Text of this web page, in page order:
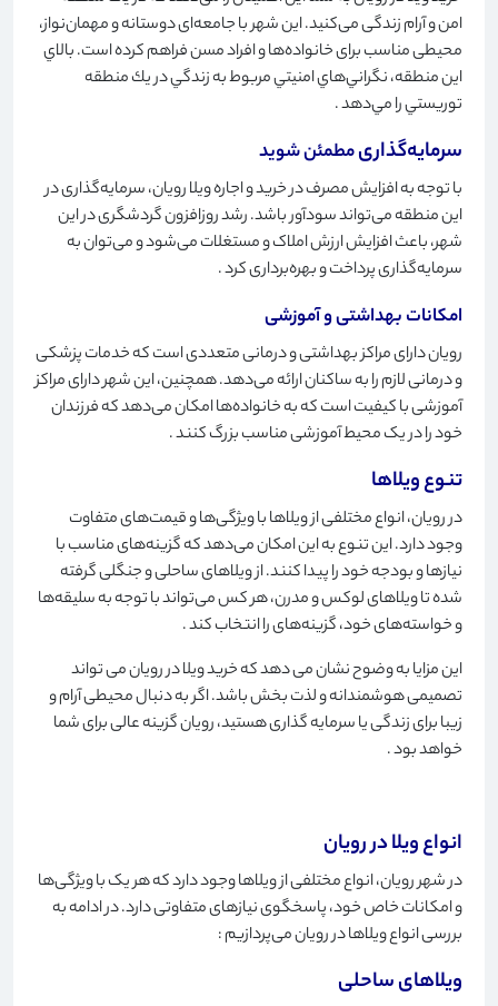
امن و آرام زندگی می‌کنید. این شهر با جامعه‌ای دوستانه و مهمان‌نواز،
محیطی مناسب برای خانواده‌ها و افراد مسن فراهم کرده است. بالاي
اين منطقه، نگراني‌هاي امنيتي مربوط به زندگي در يك منطقه
توريستي را مي‌دهد.
سرمایه‌گذاریمطمئن شوید
با توجه به افزایش مصرف در خرید و اجاره ویلا رویان، سرمایه‌گذاری در
این منطقه می‌تواند سودآور باشد. رشد روزافزون گردشگری در این
شهر، باعث افزایش ارزش املاک و مستغلات می‌شود و می‌توان به
سرمایه‌گذاری پرداخت و بهره‌برداری کرد.
امکانات بهداشتی و آموزشی
رویان دارای مراکز بهداشتی و درمانی متعددی است که خدمات پزشکی
و درمانی لازم را به ساکنان ارائه می‌دهد. همچنین، این شهر دارای مراکز
آموزشی با کیفیت است که به خانواده‌ها امکان می‌دهد که فرزندان
خود را در یک محیط آموزشی مناسب بزرگ کنند.
تنوع ویلاها
در رویان، انواع مختلفی از ویلاها با ویژگی‌ها و قیمت‌های متفاوت
وجود دارد. این تنوع به این امکان می‌دهد که گزینه‌های مناسب با
نیازها و بودجه خود را پیدا کنند. از ویلاهای ساحلی و جنگلی گرفته
شده تا ویلاهای لوکس و مدرن، هر کس می‌تواند با توجه به سلیقه‌ها
و خواسته‌های خود، گزینه‌های را انتخاب کند.
این مزایا به وضوح نشان می دهد که خرید ویلا در رویان می تواند
تصمیمی هوشمندانه و لذت بخش باشد. اگر به دنبال محیطی آرام و
زیبا برای زندگی یا سرمایه گذاری هستید، رویان گزینه عالی برای شما
خواهد بود.
انواع ویلا در رویان
در شهر رویان، انواع مختلفی از ویلاها وجود دارد که هر یک با ویژگی‌ها
و امکانات خاص خود، پاسخگوی نیازهای متفاوتی دارد. در ادامه به
بررسی انواع ویلاها در رویان می‌پردازیم:
ویلاهای ساحلی